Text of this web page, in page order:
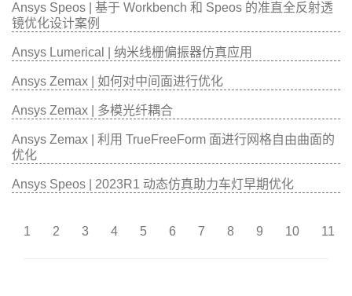
Ansys Speos | 基于 Workbench 和 Speos 的准直全反射透
镜优化设计案例
Ansys Lumerical | 纳米线栅偏振器仿真应用
Ansys Zemax | 如何对中间面进行优化
Ansys Zemax | 多模光纤耦合
Ansys Zemax | 利用 TrueFreeForm 面进行网格自由曲面的
优化
Ansys Speos | 2023R1 动态仿真助力车灯早期优化
1 2 3 4 5 6 7 8 9 10 11